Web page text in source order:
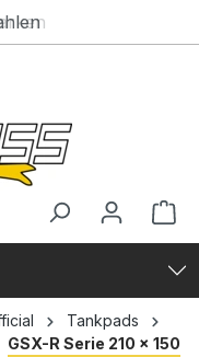
Tankpads
GSX-R Serie 210 x 150